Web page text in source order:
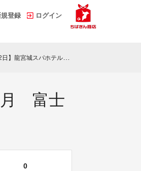
登録 ログイン
ホテル三日月 富士見亭・特別室
月 富士
0